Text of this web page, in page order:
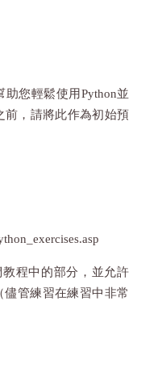
您輕鬆使用Python並
前，請將此作為初始預
教程中的部分，並允許
儘管練習在練習中非常